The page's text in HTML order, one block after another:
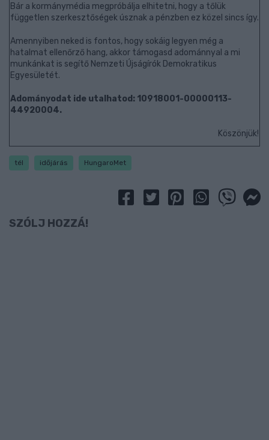
Bár a kormánymédia megpróbálja elhitetni, hogy a tőlük
független szerkesztőségek úsznak a pénzben ez közel sincs így.
Amennyiben neked is fontos, hogy sokáig legyen még a
hatalmat ellenőrző hang, akkor támogasd adománnyal a mi
munkánkat is segítő Nemzeti Újságírók Demokratikus
Egyesületét.
Adományodat ide utalhatod: 10918001-00000113-
44920004.
Köszönjük!
tél időjárás HungaroMet
SZÓLJ HOZZÁ!